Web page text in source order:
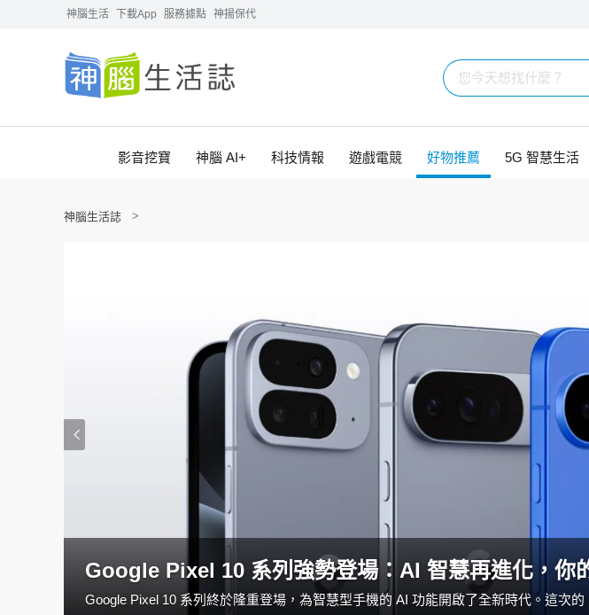
神腦生活 下載App 服務據點 神揚保代
影音挖寶 神腦 AI+ 科技情報 遊戲電競 好物推薦 5G 智慧生活
神腦生活誌
Google Pixel 10 系列強勢登場：AI 智慧再進化，你